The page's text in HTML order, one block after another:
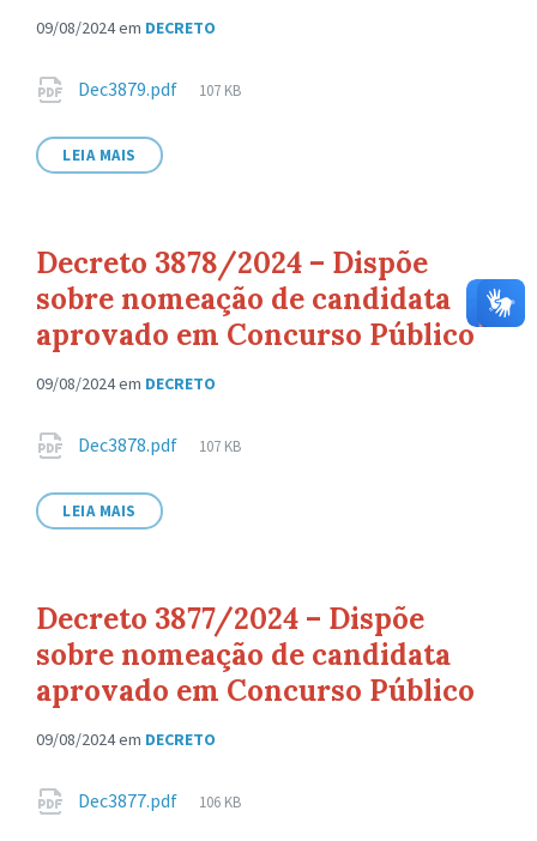
09/08/2024em DECRETO
Anexos
Dec3879.pdf
Tamanho
107 KB
LEIA MAIS
Decreto 3878/2024 – Dispõe
sobre nomeação de candidata
aprovado em Concurso Público
09/08/2024em DECRETO
Anexos
Dec3878.pdf
Tamanho
107 KB
LEIA MAIS
Decreto 3877/2024 – Dispõe
sobre nomeação de candidata
aprovado em Concurso Público
09/08/2024em DECRETO
Anexos
Dec3877.pdf
Tamanho
106 KB